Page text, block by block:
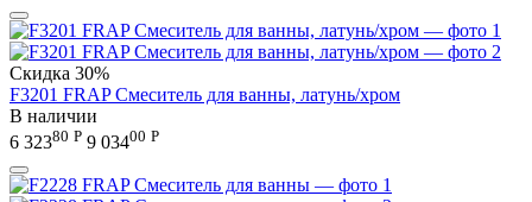
Скидка 30%
F3201 FRAP Смеситель для ванны, латунь/хром
В наличии
6 32380 Р 9 03400 Р